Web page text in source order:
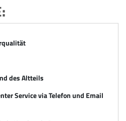
des Altteils
Service via Telefon und Email